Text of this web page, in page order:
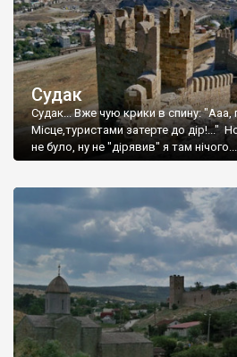
Судак
Судак... Вже чую крики в спину:
Місце,туристами затерте до дір!..."
не було, ну не "дірявив" я там